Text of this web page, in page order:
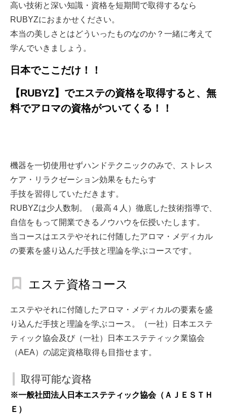
高い技術と深い知識・資格を短期間で取得するなら
RUBYZにおまかせください。
本当の美しさとはどういったものなのか？一緒に考えて
学んでいきましょう。
日本でここだけ！！
【RUBYZ】でエステの資格を取得すると、無
料でアロマの資格がついてくる！！
機器を一切使用せずハンドテクニックのみで、ストレス
ケア・リラクゼーション効果をもたらす
手技を習得していただきます。
RUBYZは少人数制。（最高４人）徹底した技術指導で、
自信をもって開業できるノウハウを伝授いたします。
当コースはエステやそれに付随したアロマ・メディカル
の要素を盛り込んだ手技と理論を学ぶコースです。
エステ資格コース
エステやそれに付随したアロマ・メディカルの要素を盛
り込んだ手技と理論を学ぶコース。（一社）日本エステ
ティック協会及び（一社）日本エステティック業協会
（AEA）の認定資格取得も目指せます。
取得可能な資格
※一般社団法人日本エステティック協会（ＡＪＥＳＴＨ
Ｅ）